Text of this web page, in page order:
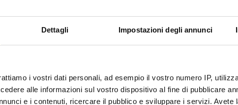
Dettagli Impostazioni degli annunci
i vostri dati personali, ad esempio il vostro numero IP,
alle informazioni sul vostro dispositivo al fine di pubblicare
e i contenuti, ricercare il pubblico e sviluppare i servizi. Avete
per vedere orari e dettagli del corso.
TOTALI
in Lettere [L-
Geografia urbana (p) (2020/2021) 6